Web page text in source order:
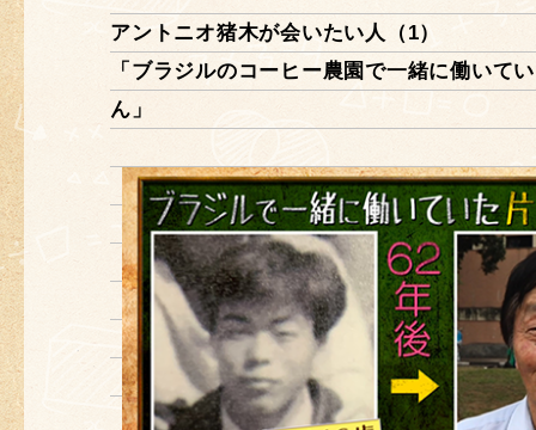
アントニオ猪木が会いたい人（1）
「ブラジルのコーヒー農園で一緒に働いて
ん」